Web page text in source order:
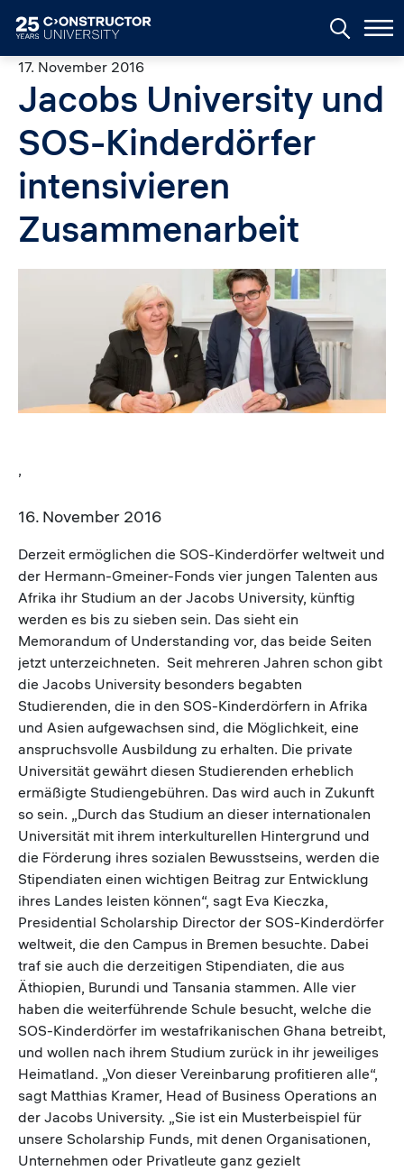
17. November 2016
Jacobs University und
SOS-Kinderdörfer
intensivieren
Zusammenarbeit
16. November 2016
Derzeit ermöglichen die SOS-Kinderdörfer weltweit und
der Hermann-Gmeiner-Fonds vier jungen Talenten aus
Afrika ihr Studium an der Jacobs University, künftig
werden es bis zu sieben sein. Das sieht ein
Memorandum of Understanding vor, das beide Seiten
jetzt unterzeichneten. Seit mehreren Jahren schon gibt
die Jacobs University besonders begabten
Studierenden, die in den SOS-Kinderdörfern in Afrika
und Asien aufgewachsen sind, die Möglichkeit, eine
anspruchsvolle Ausbildung zu erhalten. Die private
Universität gewährt diesen Studierenden erheblich
ermäßigte Studiengebühren. Das wird auch in Zukunft
so sein. „Durch das Studium an dieser internationalen
Universität mit ihrem interkulturellen Hintergrund und
die Förderung ihres sozialen Bewusstseins, werden die
Stipendiaten einen wichtigen Beitrag zur Entwicklung
ihres Landes leisten können“, sagt Eva Kieczka,
Presidential Scholarship Director der SOS-Kinderdörfer
weltweit, die den Campus in Bremen besuchte. Dabei
traf sie auch die derzeitigen Stipendiaten, die aus
Äthiopien, Burundi und Tansania stammen. Alle vier
haben die weiterführende Schule besucht, welche die
SOS-Kinderdörfer im westafrikanischen Ghana betreibt,
und wollen nach ihrem Studium zurück in ihr jeweiliges
Heimatland. „Von dieser Vereinbarung profitieren alle“,
sagt Matthias Kramer, Head of Business Operations an
der Jacobs University. „Sie ist ein Musterbeispiel für
unsere Scholarship Funds, mit denen Organisationen,
Unternehmen oder Privatleute ganz gezielt